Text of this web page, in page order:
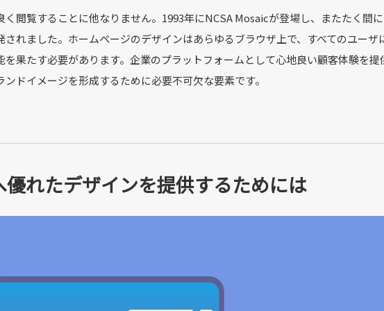
閲覧することに他なりません。1993年にNCSA Mosaicが登場し、またたく間
れました。ホームページのデザインはあらゆるブラウザ上で、すべてのユーザ
果たす必要があります。企業のプラットフォームとして心地良い顧客体験を提
ドイメージを形成するために必要不可欠な要素です。
れたデザインを提供するためには